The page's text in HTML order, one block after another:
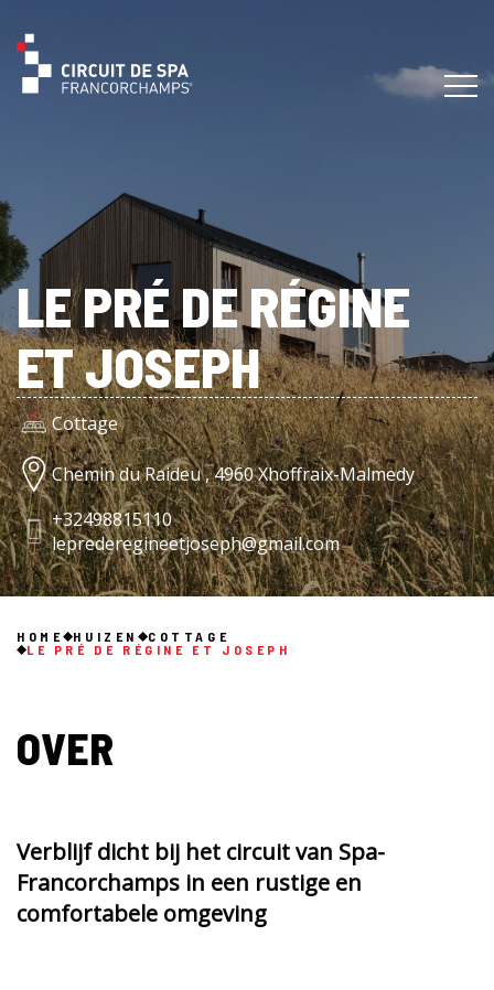
LE PRÉ DE RÉGINE
ET JOSEPH
Cottage
Chemin du Raideu , 4960 Xhoffraix-Malmedy
+32498815110
leprederegineetjoseph@gmail.com
HOME HUIZEN
COTTAGE
LE PRÉ DE RÉGINE ET JOSEPH
OVER
Verblijf dicht bij het circuit van Spa-
Francorchamps in een rustige en
comfortabele omgeving